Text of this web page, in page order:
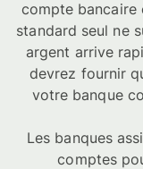
compte bancaire
standard seul ne
argent arrive
devrez fournir
votre banque
Les banques
comptes